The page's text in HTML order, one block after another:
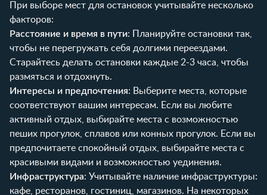
При выборе мест для остановок учитывайте несколько
факторов:
Расстояние и время в пути: Планируйте остановки так,
чтобы не перегружать себя долгими переездами.
Старайтесь делать остановки каждые 2-3 часа, чтобы
размяться и отдохнуть.
Интересы и предпочтения: Выберите места, которые
соответствуют вашим интересам. Если вы любите
активный отдых, выбирайте места с возможностью
пеших прогулок, сплавов или конных прогулок. Если вы
предпочитаете спокойный отдых, выбирайте места с
красивыми видами и возможностью уединения.
Инфраструктура: Учитывайте наличие инфраструктуры:
кафе, ресторанов, гостиниц, магазинов. На некоторых